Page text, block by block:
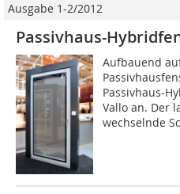
Ausgabe 1-2/2012
Passivhaus-
Aufbauend
Passivhaus-
Vallo an. Der
wechselnde